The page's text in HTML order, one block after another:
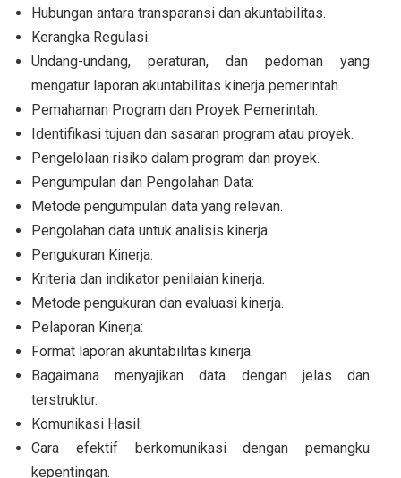
Hubungan antara transparansi dan akuntabilitas.
Kerangka Regulasi:
Undang-undang, peraturan, dan pedoman yang
mengatur laporan akuntabilitas kinerja pemerintah.
Pemahaman Program dan Proyek Pemerintah:
Identifikasi tujuan dan sasaran program atau proyek.
Pengelolaan risiko dalam program dan proyek.
Pengumpulan dan Pengolahan Data:
Metode pengumpulan data yang relevan.
Pengolahan data untuk analisis kinerja.
Pengukuran Kinerja:
Kriteria dan indikator penilaian kinerja.
Metode pengukuran dan evaluasi kinerja.
Pelaporan Kinerja:
Format laporan akuntabilitas kinerja.
Bagaimana menyajikan data dengan jelas dan
terstruktur.
Komunikasi Hasil:
Cara efektif berkomunikasi dengan pemangku
kepentingan.